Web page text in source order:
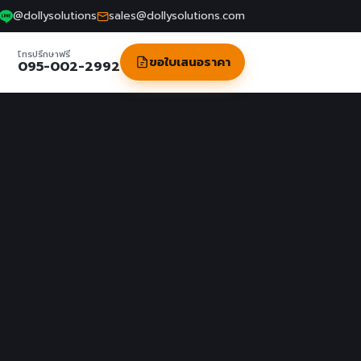
@dollysolutions sales@dollysolutions.com
โทรปรึกษาฟรี
095-002-2992 ขอใบเสนอราคา